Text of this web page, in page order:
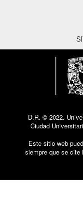
D.R. © 2022.
Ciudad
Este sitio web
siempre que se cite